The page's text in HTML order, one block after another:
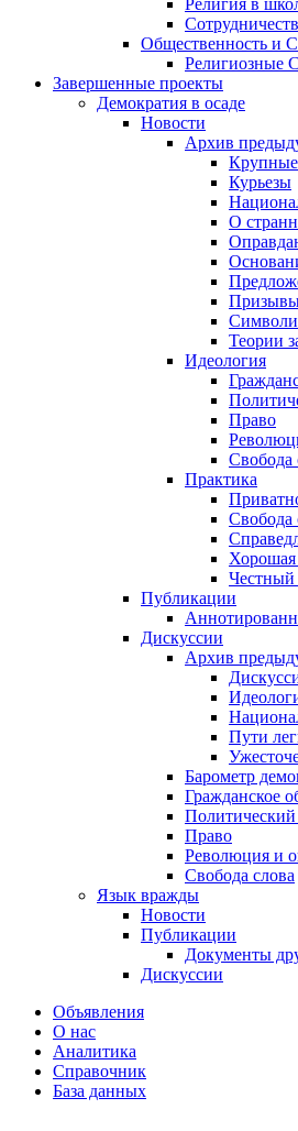
Религия в
Общественность и
Религиозные
Завершенные проекты
Демократия в осаде
Новости
Архив
Крупные
Курьезы
О
Призывы
Теории
Идеология
Право
Свобода
Практика
Свобода
Честный
Публикации
Дискуссии
Архив
Пути
Барометр
Гражданское
Право
Революция и
Свобода слова
Язык вражды
Новости
Публикации
Документы
Дискуссии
Объявления
О нас
Аналитика
Справочник
База данных